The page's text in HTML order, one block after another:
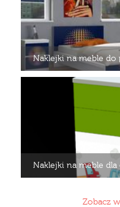
Naklejki na meble do
Naklejki na meble dla
Zobacz